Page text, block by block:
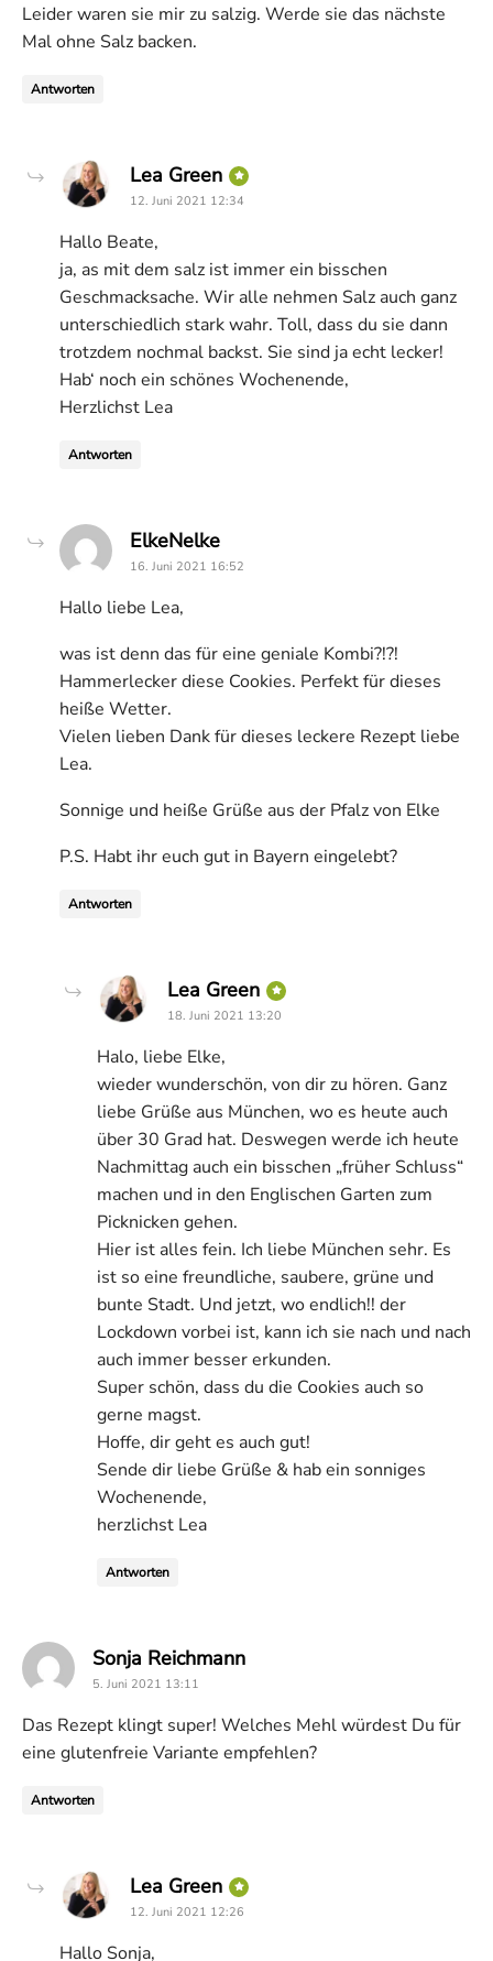
Leider waren sie mir zu salzig. Werde sie das nächste
Mal ohne Salz backen.
Antworten
Lea Green says:
12. Juni 2021 12:34
Hallo Beate,
ja, as mit dem salz ist immer ein bisschen
Geschmacksache. Wir alle nehmen Salz auch ganz
unterschiedlich stark wahr. Toll, dass du sie dann
trotzdem nochmal backst. Sie sind ja echt lecker!
Hab‘ noch ein schönes Wochenende,
Herzlichst Lea
Antworten
ElkeNelkesays:
16. Juni 2021 16:52
Hallo liebe Lea,
was ist denn das für eine geniale Kombi?!?!
Hammerlecker diese Cookies. Perfekt für dieses
heiße Wetter.
Vielen lieben Dank für dieses leckere Rezept liebe
Lea.
Sonnige und heiße Grüße aus der Pfalz von Elke
P.S. Habt ihr euch gut in Bayern eingelebt?
Antworten
Lea Green says:
18. Juni 2021 13:20
Halo, liebe Elke,
wieder wunderschön, von dir zu hören. Ganz
liebe Grüße aus München, wo es heute auch
über 30 Grad hat. Deswegen werde ich heute
Nachmittag auch ein bisschen „früher Schluss“
machen und in den Englischen Garten zum
Picknicken gehen.
Hier ist alles fein. Ich liebe München sehr. Es
ist so eine freundliche, saubere, grüne und
bunte Stadt. Und jetzt, wo endlich!! der
Lockdown vorbei ist, kann ich sie nach und nach
auch immer besser erkunden.
Super schön, dass du die Cookies auch so
gerne magst.
Hoffe, dir geht es auch gut!
Sende dir liebe Grüße & hab ein sonniges
Wochenende,
herzlichst Lea
Antworten
Sonja Reichmannsays:
5. Juni 2021 13:11
Das Rezept klingt super! Welches Mehl würdest Du für
eine glutenfreie Variante empfehlen?
Antworten
Lea Green says:
12. Juni 2021 12:26
Hallo Sonja,